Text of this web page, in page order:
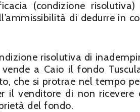
(condizione
di dedurre in
risolutiva di
vende a Caio il fondo
che si protrae nel tempo
il venditore di non
del fondo.